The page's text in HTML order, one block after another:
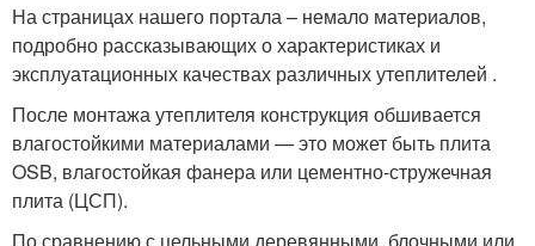
На страницах нашего портала – немало материалов,
подробно рассказывающих о характеристиках и
эксплуатационных качествах различных утеплителей .
После монтажа утеплителя конструкция обшивается
влагостойкими материалами — это может быть плита
OSB, влагостойкая фанера или цементно-стружечная
плита (ЦСП).
По сравнению с цельными деревянными, блочными или